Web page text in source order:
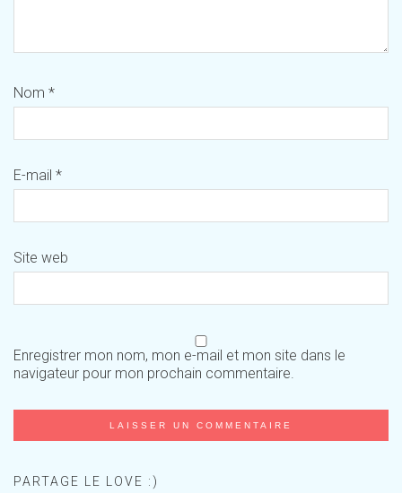
Nom *
E-mail *
Site web
Enregistrer mon nom, mon e-mail et mon site dans le
navigateur pour mon prochain commentaire.
PARTAGE LE LOVE :)